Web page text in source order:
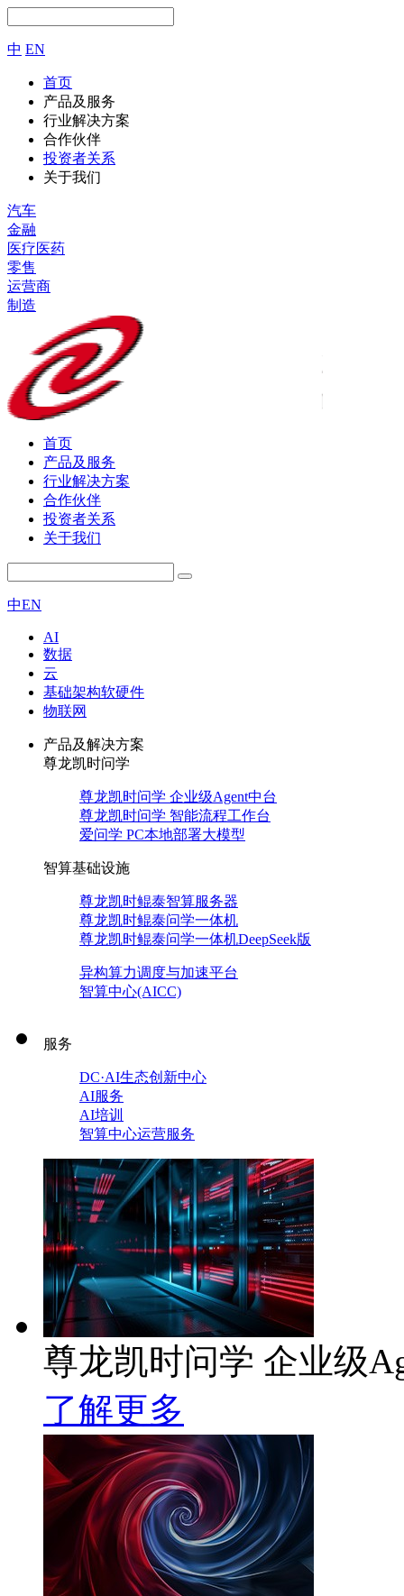
中 EN
首页
产品及服务
行业解决方案
合作伙伴
投资者关系
关于我们
汽车
金融
医疗医药
零售
运营商
制造
首页
产品及服务
行业解决方案
合作伙伴
投资者关系
关于我们
中EN
AI
数据
云
基础架构软硬件
物联网
产品及解决方案
尊龙凯时问学
尊龙凯时问学 企业级Agent中台
尊龙凯时问学 智能流程工作台
爱问学 PC本地部署大模型
智算基础设施
尊龙凯时鲲泰智算服务器
尊龙凯时鲲泰问学一体机
尊龙凯时鲲泰问学一体机DeepSeek版
异构算力调度与加速平台
智算中心(AICC)
服务
DC·AI生态创新中心
AI服务
AI培训
智算中心运营服务
尊龙凯时问学 企业级
了解更多